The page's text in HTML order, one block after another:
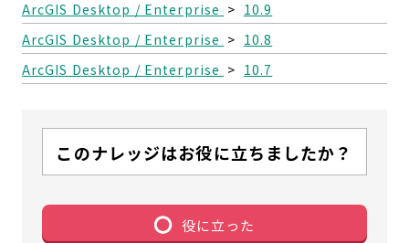
ArcGIS Desktop / Enterprise > 10.9
ArcGIS Desktop / Enterprise > 10.8
ArcGIS Desktop / Enterprise > 10.7
このナレッジはお役に立ちましたか？
役に立った